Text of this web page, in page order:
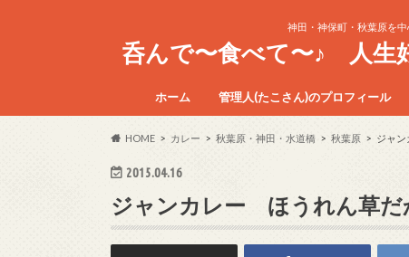
神田・神保町・秋葉原を
呑んで〜食べて〜♪ 人生
ホーム 管理人(たこさん)のプロフィール
HOME カレー 秋葉原・神田・水道橋 秋葉原 ジャ
2015.04.16
ジャンカレー ほうれん草だ